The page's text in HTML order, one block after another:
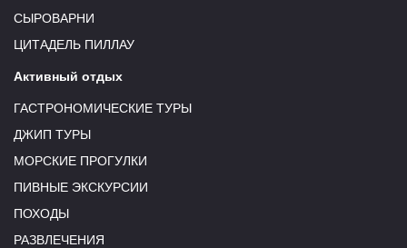
СЫРОВАРНИ
ЦИТАДЕЛЬ ПИЛЛАУ
Активный отдых
ГАСТРОНОМИЧЕСКИЕ ТУРЫ
ДЖИП ТУРЫ
МОРСКИЕ ПРОГУЛКИ
ПИВНЫЕ ЭКСКУРСИИ
ПОХОДЫ
РАЗВЛЕЧЕНИЯ